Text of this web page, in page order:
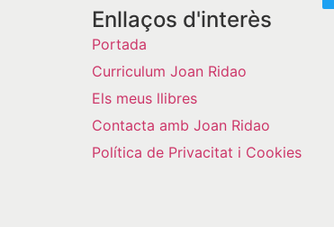
Enllaços d'interès
Portada
Curriculum Joan Ridao
Els meus llibres
Contacta amb Joan Ridao
Política de Privacitat i Cookies